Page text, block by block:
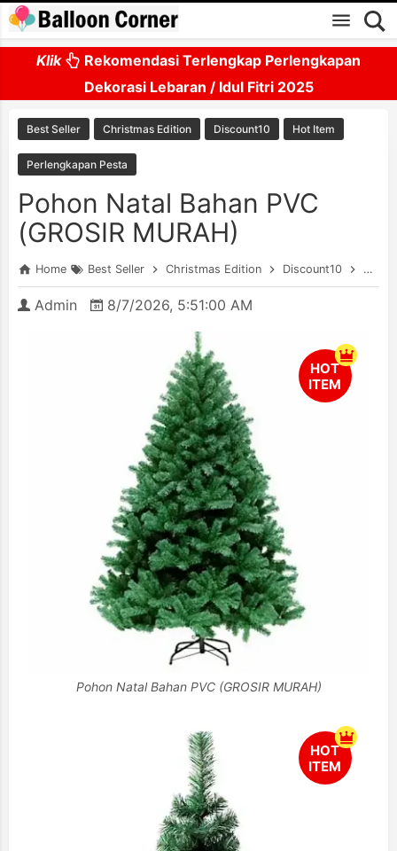
Skip to main content
Klik
Rekomendasi Terlengkap Perlengkapan
Dekorasi Lebaran / Idul Fitri 2025
Best Seller Christmas Edition Discount10 Hot Item
Perlengkapan Pesta
Pohon Natal Bahan PVC
(GROSIR MURAH)
Home Best Seller Christmas Edition Discount10 Hot
Admin 8/7/2026, 5:51:00 AM
Pohon Natal Bahan PVC (GROSIR MURAH)